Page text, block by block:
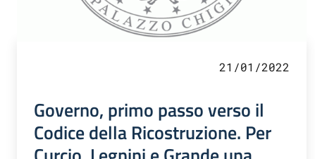
21/01/2022
Governo, primo passo verso il
Codice della Ricostruzione. Per